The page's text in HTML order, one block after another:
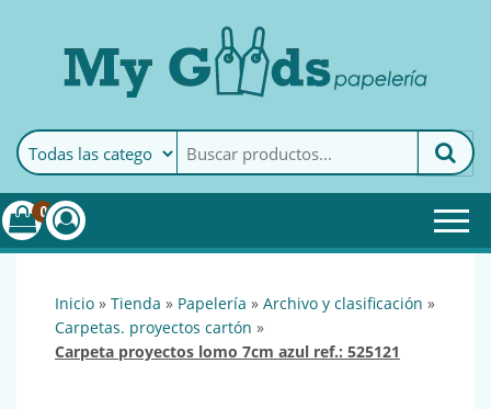
MyGoods · PapeleríaMy Goods es tu papelería
online de confianza. Podrás
encontrar todo lo necesario
0
inicio » tienda » papelería » archivo y clasificación »
carpetas. proyectos cartón »
carpeta proyectos lomo 7cm azul ref.: 525121